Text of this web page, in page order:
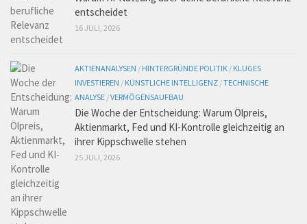
entscheidet
16 JULI, 2026
AKTIENANALYSEN / HINTERGRÜNDE POLITIK / KLUGES
INVESTIEREN / KÜNSTLICHE INTELLIGENZ /TECHNISCHE
ANALYSE /VERMÖGENSAUFBAU
Die Woche der Entscheidung: Warum Ölpreis,
Aktienmarkt, Fed und KI-Kontrolle gleichzeitig an
ihrer Kippschwelle stehen
25 JULI, 2026